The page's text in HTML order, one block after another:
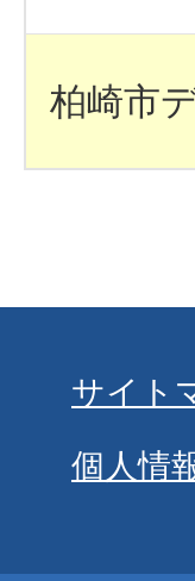
柏崎市
サイト
個人情